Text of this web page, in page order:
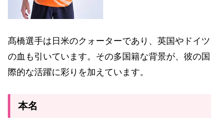
髙橋選手は日米のクォーターであり、英国やドイツ
の血も引いています。その多国籍な背景が、彼の国
際的な活躍に彩りを加えています。
本名